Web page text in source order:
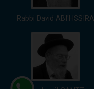
Rabbi David ABI'HSSIRA